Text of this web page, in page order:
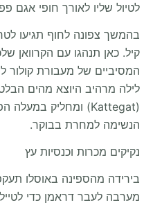
לטיול שליו לאורך חופי אגם
בהמשך צפונה לחוף תגיעו
קיל. כאן תנהגו עם הקרוואן
המסיביים של מעבורת קולור
לילה מרהיב היוצא מהים
(Kattegat) ומחליק במעלה הפיורד של
הנשימה למחרת בבוקר.
נקיקים מכרות וכנסיות עץ
בירידה מהספינה באוסלו
מערבה לעבר דראמן כדי